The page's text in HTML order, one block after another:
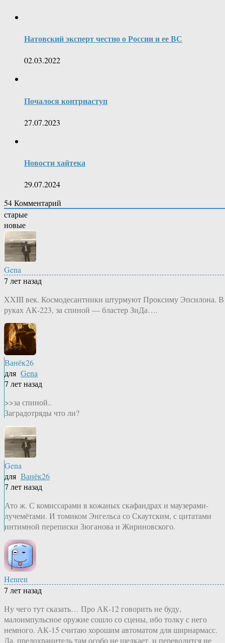
Натовский эксперт честно о России и ее ВС
02.03.2022
Почалося контрнаступ
27.07.2023
Новости хайтека
29.07.2024
54Комментарий
старые
новые
Gena
7 лет назад
XXIII век. Космодесантники штурмуют Проксиму Эпсилона. В
руках АК-223, за спиной — бластер ЗиДа….
Ванёк26
для Gena
7 лет назад
>>за спиной..
Заградотряды что ли?
Gena
для Ванёк26
7 лет назад
Ато ж. С комиссарами в кожаных скафандрах и маузерами-
лучемётами. И томиком Энгельса со Скаутским, с цитатами
интимной переписки Зюганова и Жириновского.
Henren
7 лет назад
Ну чего тут сказать… Про АК-12 говорить не буду,
малоимпульсное оружие сошло со сцены, ибо толку с него
немного. АК-15 считаю хорошим автоматом для ширнармасс.
Да, предохранитель там особо не щелкает, и переводится не